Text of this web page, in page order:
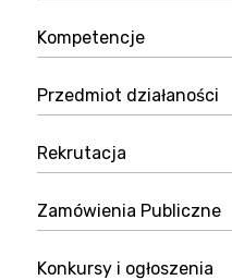
Kompetencje
Przedmiot działaności
Rekrutacja
Zamówienia Publiczne
Konkursy i ogłoszenia